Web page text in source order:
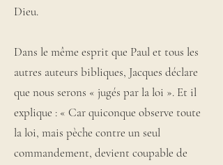
Dieu.
Dans le même esprit que Paul et tous les
autres auteurs bibliques, Jacques déclare
que nous serons « jugés par la loi ». Et il
explique : « Car quiconque observe toute
la loi, mais pèche contre un seul
commandement, devient coupable de